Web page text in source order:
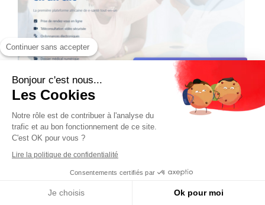
Continuer sans accepter
Bonjour c'est nous...
Les Cookies
Notre rôle est de contribuer à l'analyse du
trafic et au bon fonctionnement de ce site.
C'est OK pour vous ?
Lire la politique de confidentialité
Consentements certifiés par
Je choisis Ok pour moi